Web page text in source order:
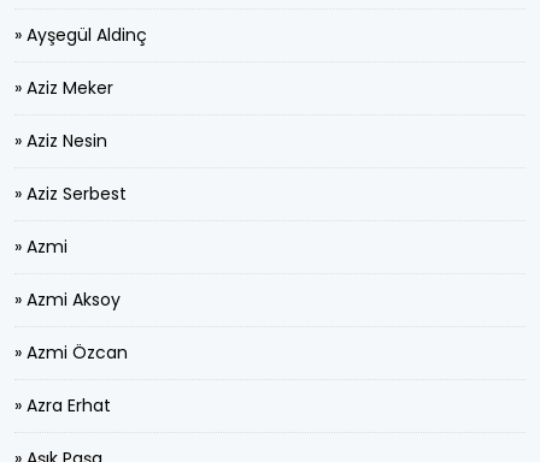
» Ayşegül Aldinç
» Aziz Meker
» Aziz Nesin
» Aziz Serbest
» Azmi
» Azmi Aksoy
» Azmi Özcan
» Azra Erhat